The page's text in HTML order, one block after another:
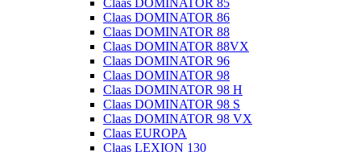
Claas DOMINATOR 85
Claas DOMINATOR 86
Claas DOMINATOR 88
Claas DOMINATOR 88VX
Claas DOMINATOR 96
Claas DOMINATOR 98
Claas DOMINATOR 98 H
Claas DOMINATOR 98 S
Claas DOMINATOR 98 VX
Claas EUROPA
Claas LEXION 130